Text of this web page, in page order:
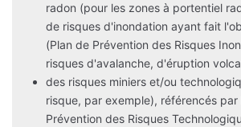
radon (pour les zones à portentiel
de risques d'inondation ayant fait
(Plan de Prévention des Risques
risques d'avalanche, d'éruption
des risques miniers et/ou
risque, par exemple), référencés par
Prévention des Risques